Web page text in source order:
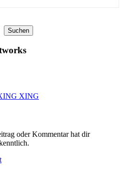
Suchen
XING
oder Kommentar hat dir